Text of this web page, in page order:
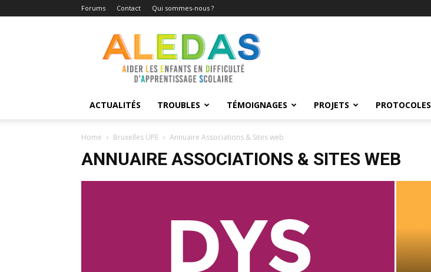
Forums Contact Qui sommes-nous ?
Aledas
ACTUALITÉS TROUBLES TÉMOIGNAGES PROJETS PROTOCOLES
Home Bruxelles UPE Annuaire Associations & Sites web
ANNUAIRE ASSOCIATIONS & SITES WEB